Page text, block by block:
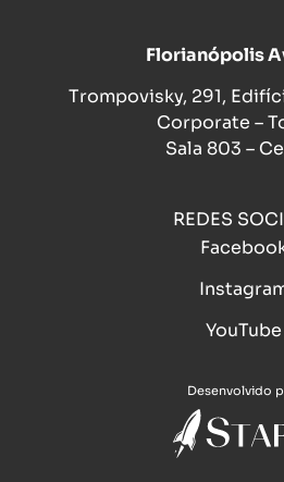
Florianópolis
Trompovisky, 291,
Corporate –
Sala 803 –
REDES
YouTube
Desenvolvido